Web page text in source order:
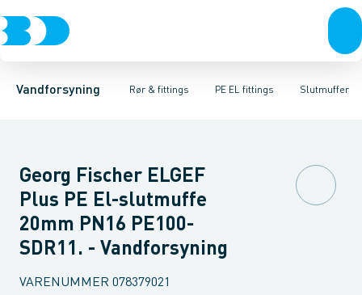
Vandforsyning Rør & fittings
Rør & fittingsKoblinger & anboringerMuffer, klemmer &
PE EL fittings
PE rørPE EL fittingsPE fittings Duktiljern fittings Slutmuffer
VinklerT-stykker SvejsemufferReduktionerAnboringssadler-
Georg Fischer ELGEF
Plus PE El-slutmuffe
20mm PN16 PE100-
SDR11. - Vandforsyning
VARENUMMER 078379021